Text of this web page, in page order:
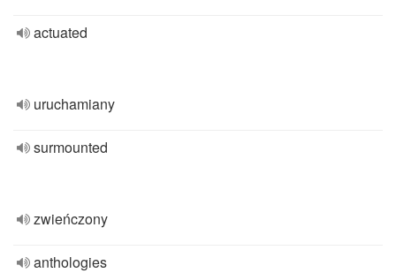
actuated
uruchamiany
surmounted
zwieńczony
anthologies